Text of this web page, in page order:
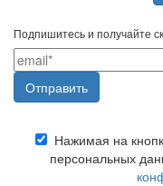
Подпишитесь и получайте
Нажимая на
персональных